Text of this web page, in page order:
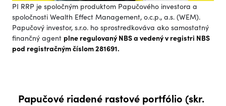
PI RRP je spoločným produktom Papučového investora a
spoločnosti Wealth Effect Management, o.c.p., a.s. (WEM).
Papučový investor, s.r.o. ho sprostredkováva ako samostatný
finančný agent plne regulovaný NBS a vedený v registri NBS
pod registračným číslom 281691.
Papučové riadené rastové portfólio (skr.